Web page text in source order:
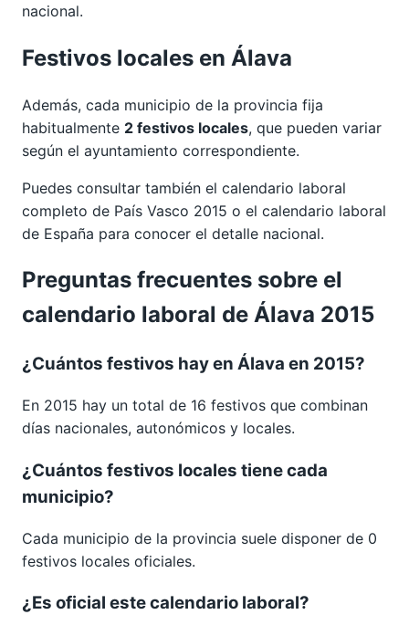
nacional.
Festivos locales en Álava
Además, cada municipio de la provincia fija
habitualmente 2 festivos locales, que pueden variar
según el ayuntamiento correspondiente.
Puedes consultar también el calendario laboral
completo de País Vasco 2015 o el calendario laboral
de España para conocer el detalle nacional.
Preguntas frecuentes sobre el
calendario laboral de Álava 2015
¿Cuántos festivos hay en Álava en 2015?
En 2015 hay un total de 16 festivos que combinan
días nacionales, autonómicos y locales.
¿Cuántos festivos locales tiene cada
municipio?
Cada municipio de la provincia suele disponer de 0
festivos locales oficiales.
¿Es oficial este calendario laboral?